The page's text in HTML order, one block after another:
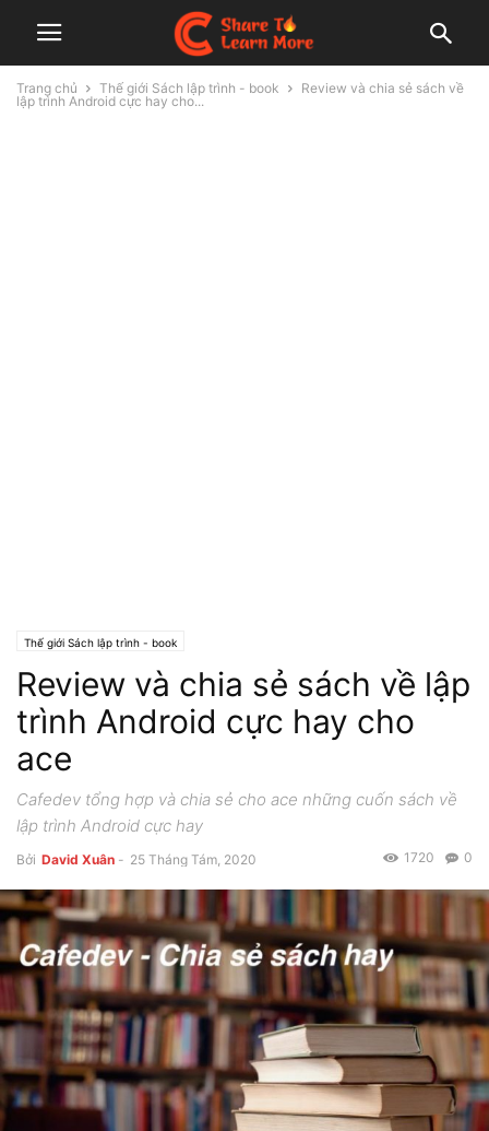
Trang chủ Thế giới Sách lập trình - book
Review và chia sẻ sách về
lập trình Android cực hay cho...
Thế giới Sách lập trình - book
Review và chia sẻ sách về lập
trình Android cực hay cho
ace
Cafedev tổng hợp và chia sẻ cho ace những cuốn sách về
lập trình Android cực hay
Bởi David Xuân - 25 Tháng Tám, 2020 0
1720